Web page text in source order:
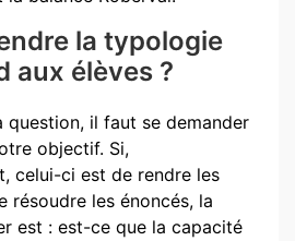
la typologie
aux élèves ?
question, il faut se demander
objectif. Si,
celui-ci est de rendre les
résoudre les énoncés, la
est : est-ce que la capacité